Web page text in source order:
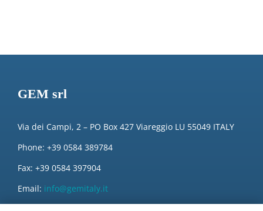
GEM srl
Via dei Campi, 2 – PO Box 427 Viareggio LU 55049 ITALY
Phone: +39 0584 389784
Fax: +39 0584 397904
Email: info@gemitaly.it